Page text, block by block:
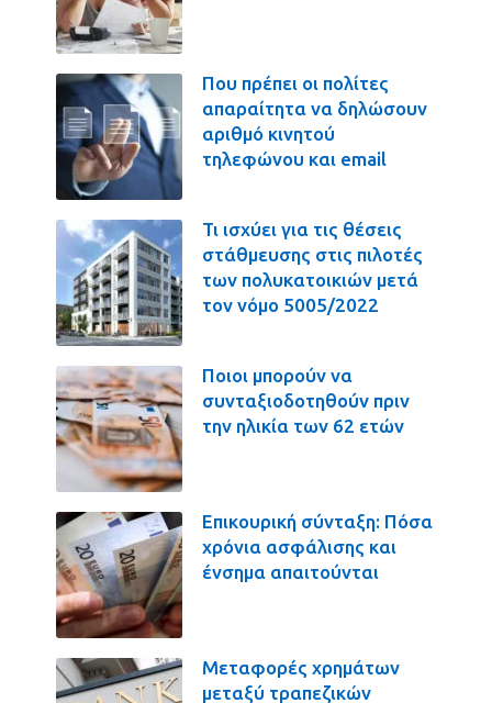
Που πρέπει οι πολίτες
απαραίτητα να δηλώσουν
αριθμό κινητού
τηλεφώνου και email
Τι ισχύει για τις θέσεις
στάθμευσης στις πιλοτές
των πολυκατοικιών μετά
τον νόμο 5005/2022
Ποιοι μπορούν να
συνταξιοδοτηθούν πριν
την ηλικία των 62 ετών
Επικουρική σύνταξη: Πόσα
χρόνια ασφάλισης και
ένσημα απαιτούνται
Μεταφορές χρημάτων
μεταξύ τραπεζικών